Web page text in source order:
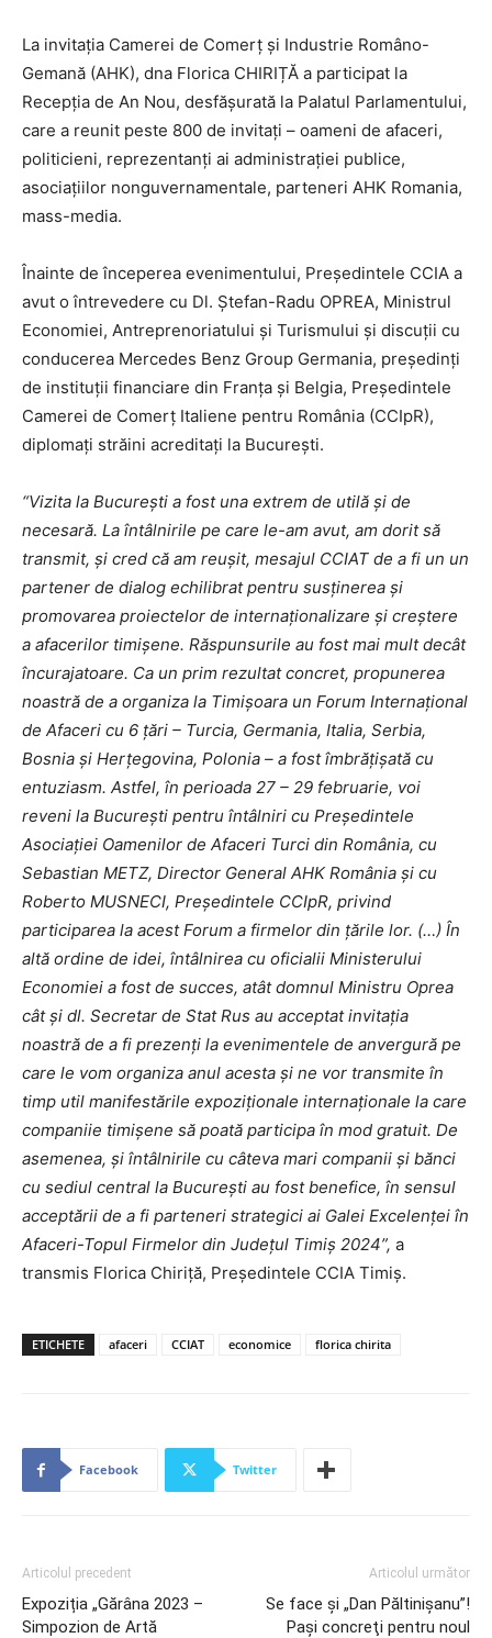
La invitația Camerei de Comerț și Industrie Româno-
Gemană (AHK), dna Florica CHIRIȚĂ a participat la
Recepția de An Nou, desfășurată la Palatul Parlamentului,
care a reunit peste 800 de invitați – oameni de afaceri,
politicieni, reprezentanți ai administrației publice,
asociațiilor nonguvernamentale, parteneri AHK Romania,
mass-media.
Înainte de începerea evenimentului, Președintele CCIA a
avut o întrevedere cu Dl. Ștefan-Radu OPREA, Ministrul
Economiei, Antreprenoriatului și Turismului și discuții cu
conducerea Mercedes Benz Group Germania, președinți
de instituții financiare din Franța și Belgia, Președintele
Camerei de Comerț Italiene pentru România (CCIpR),
diplomați străini acreditați la București.
“Vizita la București a fost una extrem de utilă şi de
necesară. La întâlnirile pe care le-am avut, am dorit să
transmit, și cred că am reușit, mesajul CCIAT de a fi un un
partener de dialog echilibrat pentru susținerea și
promovarea proiectelor de internaționalizare și creștere
a afacerilor timișene. Răspunsurile au fost mai mult decât
încurajatoare. Ca un prim rezultat concret, propunerea
noastră de a organiza la Timișoara un Forum Internațional
de Afaceri cu 6 țări – Turcia, Germania, Italia, Serbia,
Bosnia și Herțegovina, Polonia – a fost îmbrățișată cu
entuziasm. Astfel, în perioada 27 – 29 februarie, voi
reveni la București pentru întâlniri cu Președintele
Asociației Oamenilor de Afaceri Turci din România, cu
Sebastian METZ, Director General AHK România și cu
Roberto MUSNECI, Președintele CCIpR, privind
participarea la acest Forum a firmelor din țările lor. (…) În
altă ordine de idei, întâlnirea cu oficialii Ministerului
Economiei a fost de succes, atât domnul Ministru Oprea
cât și dl. Secretar de Stat Rus au acceptat invitația
noastră de a fi prezenți la evenimentele de anvergură pe
care le vom organiza anul acesta și ne vor transmite în
timp util manifestările expoziționale internaționale la care
companiie timișene să poată participa în mod gratuit. De
asemenea, și întâlnirile cu câteva mari companii și bănci
cu sediul central la București au fost benefice, în sensul
acceptării de a fi parteneri strategici ai Galei Excelenței în
Afaceri-Topul Firmelor din Județul Timiș 2024”, a
transmis Florica Chiriţă, Președintele CCIA Timiș.
ETICHETE afaceri CCIAT economice florica chirita
Facebook Twitter
Articolul precedent
Expoziția „Gărâna 2023 –
Simpozion de Artă
Articolul următor
Se face şi „Dan Păltinişanu”!
Paşi concreţi pentru noul